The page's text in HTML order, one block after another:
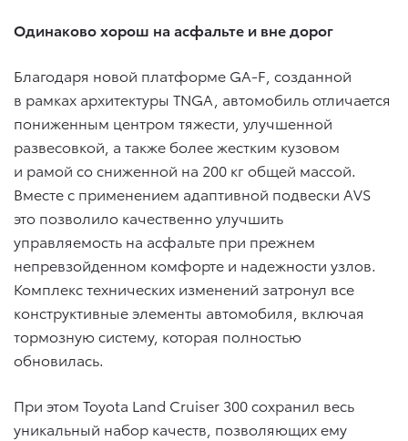
Одинаково хорош на асфальте и вне дорог
Благодаря новой платформе GA-F, созданной
в рамках архитектуры TNGA, автомобиль отличается
пониженным центром тяжести, улучшенной
развесовкой, а также более жестким кузовом
и рамой со сниженной на 200 кг общей массой.
Вместе с применением адаптивной подвески AVS
это позволило качественно улучшить
управляемость на асфальте при прежнем
непревзойденном комфорте и надежности узлов.
Комплекс технических изменений затронул все
конструктивные элементы автомобиля, включая
тормозную систему, которая полностью
обновилась.
При этом Toyota Land Cruiser 300 сохранил весь
уникальный набор качеств, позволяющих ему